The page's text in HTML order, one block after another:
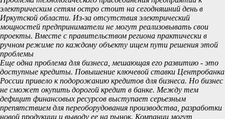
электрическим сетям остро стоит на сегодняшний день в
Иркутской области. Из-за отсутствия электрический
мощностей предприниматели не могут реализовывать свои
проекты. Вместе с правительством региона практически в
ручном режиме по каждому объекту ищем пути решения этой
проблемы
Еще одна проблема для бизнеса, мешающая его развитию - это
доступные кредиты. Повышение ключевой ставки Центробанка
России привело к подорожанию кредитов для бизнеса. Но бизнес
не сможет окупить дорогой кредит в банке. Между тем
дефицит финансовых ресурсов выступает серьезным
препятствием для переоборудования производства, разработки
новой продукции и выводу ее на рынок. Компании могут